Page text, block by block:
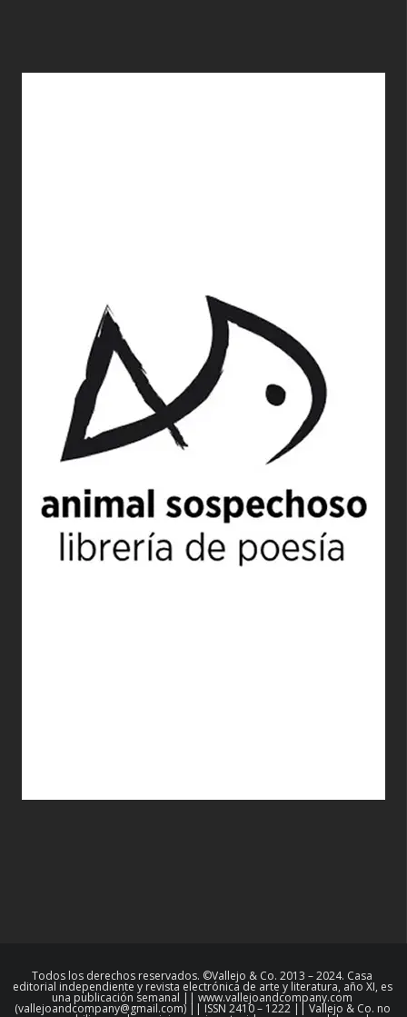
Todos los derechos reservados. ©Vallejo & Co. 2013 – 2024. Casa
editorial independiente y revista electrónica de arte y literatura, año XI, es
una publicación semanal || www.vallejoandcompany.com
(vallejoandcompany@gmail.com) || ISSN 2410 – 1222 || Vallejo & Co. no